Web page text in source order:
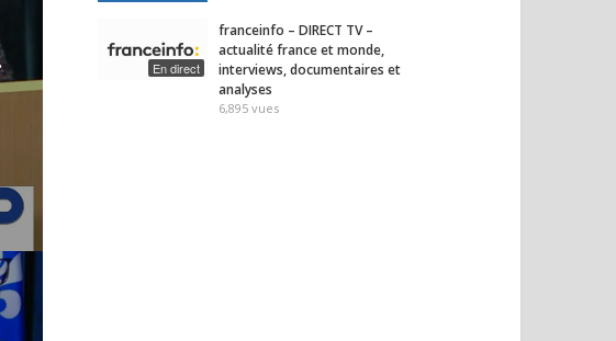
En direct
franceinfo – DIRECT TV –
actualité france et monde,
interviews, documentaires et
analyses
6,895 vues